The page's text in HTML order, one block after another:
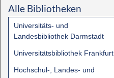
Alle Bibliotheken
Universitäts- und
Landesbibliothek Darmstadt
Universitätsbibliothek Frankfurt
Hochschul-, Landes- und